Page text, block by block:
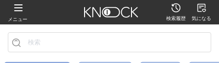
メニュー 検索履歴 気になる